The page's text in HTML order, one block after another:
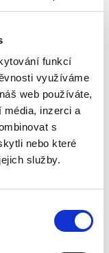
funkcí
využíváme
web používáte,
inzerci a
s
nebo které
služby.
,Barbora Vlachová, ,
právní